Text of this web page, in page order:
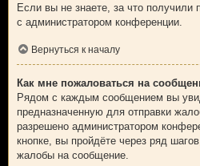
Если вы не знаете, за что получили
с администратором конференции.
Вернуться к началу
Как мне пожаловаться на
Рядом с каждым сообщением вы
предназначенную для отправки
разрешено администратором
кнопке, вы пройдёте через ряд
жалобы на сообщение.